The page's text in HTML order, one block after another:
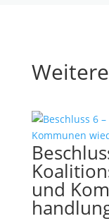
und